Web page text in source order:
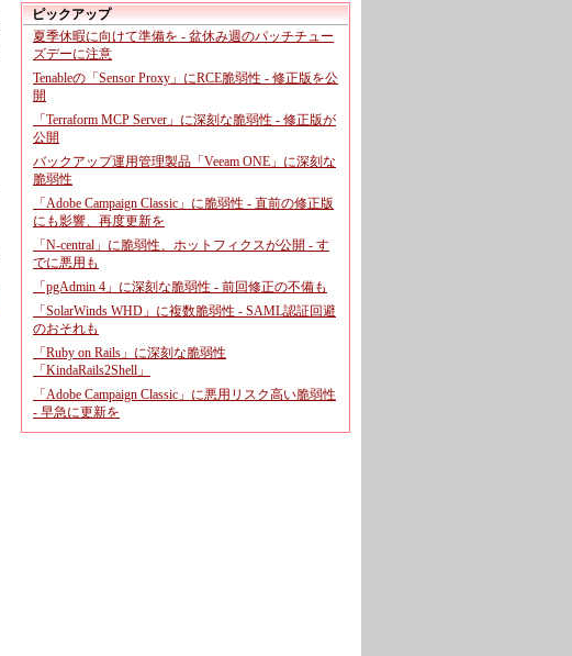
ピックアップ
夏季休暇に向けて準備を - 盆休み週のパッチチュー
ズデーに注意
Tenableの「Sensor Proxy」にRCE脆弱性 - 修正版を公
開
「Terraform MCP Server」に深刻な脆弱性 - 修正版が
公開
バックアップ運用管理製品「Veeam ONE」に深刻な
脆弱性
「Adobe Campaign Classic」に脆弱性 - 直前の修正版
にも影響、再度更新を
「N-central」に脆弱性、ホットフィクスが公開 - す
でに悪用も
「pgAdmin 4」に深刻な脆弱性 - 前回修正の不備も
「SolarWinds WHD」に複数脆弱性 - SAML認証回避
のおそれも
「Ruby on Rails」に深刻な脆弱性
「KindaRails2Shell」
「Adobe Campaign Classic」に悪用リスク高い脆弱性
- 早急に更新を